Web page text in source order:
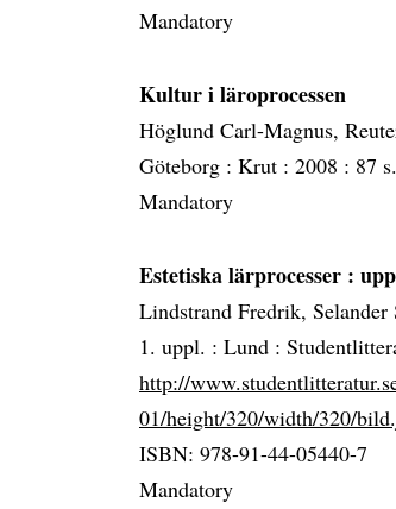
Mandatory
Kultur i läroprocessen
Höglund Carl-Magnus,
Göteborg : Krut : 2008 : 87
Mandatory
Estetiska lärprocesser :
Lindstrand Fredrik, Selander
1. uppl. : Lund :
http://
01/height/320/width/320/
ISBN: 978-91-44-05440-7
Mandatory